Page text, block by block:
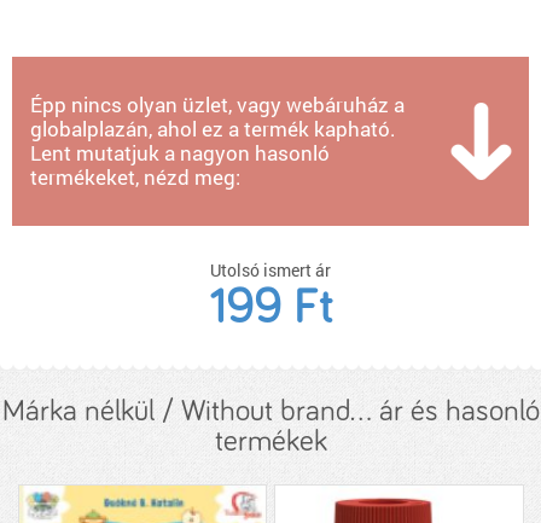
Épp nincs olyan üzlet, vagy webáruház a
globalplazán, ahol ez a termék kapható.
Lent mutatjuk a nagyon hasonló
termékeket, nézd meg:
Utolsó ismert ár
199 Ft
Márka nélkül / Without brand... ár és hasonló
termékek